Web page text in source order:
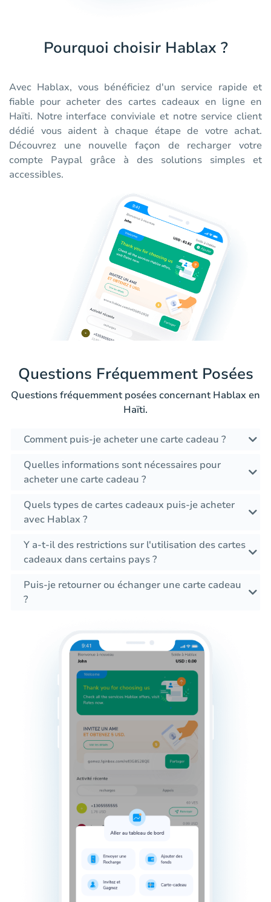
Pourquoi choisir Hablax ?
Avec Hablax, vous bénéficiez d'un service rapide et
fiable pour acheter des cartes cadeaux en ligne en
Haïti. Notre interface conviviale et notre service client
dédié vous aident à chaque étape de votre achat.
Découvrez une nouvelle façon de recharger votre
compte Paypal grâce à des solutions simples et
accessibles.
Questions Fréquemment Posées
Questions fréquemment posées concernant Hablax en
Haïti.
Comment puis-je acheter une carte cadeau ?
Quelles informations sont nécessaires pour
acheter une carte cadeau ?
Quels types de cartes cadeaux puis-je acheter
avec Hablax ?
Y a-t-il des restrictions sur l'utilisation des cartes
cadeaux dans certains pays ?
Puis-je retourner ou échanger une carte cadeau
?